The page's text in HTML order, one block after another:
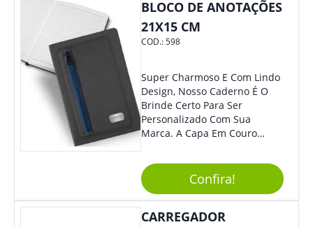
Sua Empresa.
BLOCO DE ANOTAÇÕES
21X15 CM
COD.:598
Super Charmoso E Com Lindo
Design, Nosso Caderno É O
Brinde Certo Para Ser
Personalizado Com Sua
Marca. A Capa Em Couro
Elástico Permite Maior
Segurança Ao Carregá-Lo.
Ofereça A Seus Clientes E
Colaboradores, Sem Dúvidas
Eles Irão Adorar.
Confira!
CARREGADOR